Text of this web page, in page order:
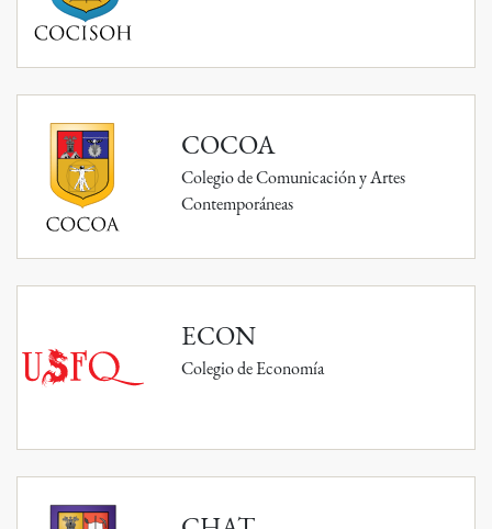
COCOA
Colegio de Comunicación y Artes
Contemporáneas
ECON
Colegio de Economía